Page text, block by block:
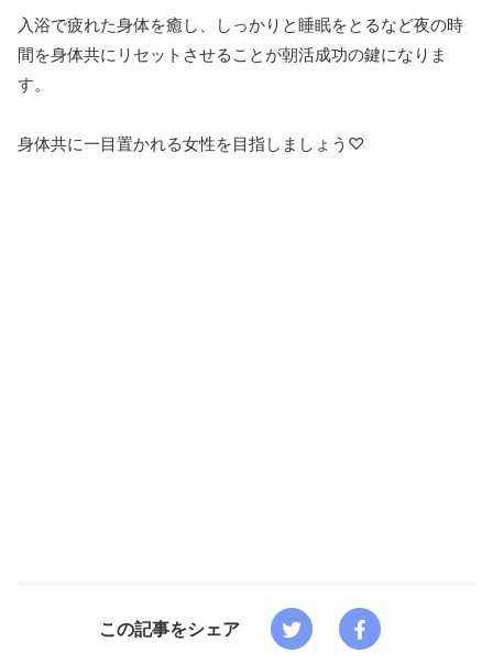
入浴で疲れた身体を癒し、しっかりと睡眠をとるなど夜の時
間を身体共にリセットさせることが朝活成功の鍵になりま
す。
身体共に一目置かれる女性を目指しましょう♡
この記事をシェア